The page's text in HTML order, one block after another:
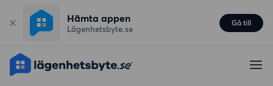
Hämta appen
Lägenhetsbyte.se
Gå till